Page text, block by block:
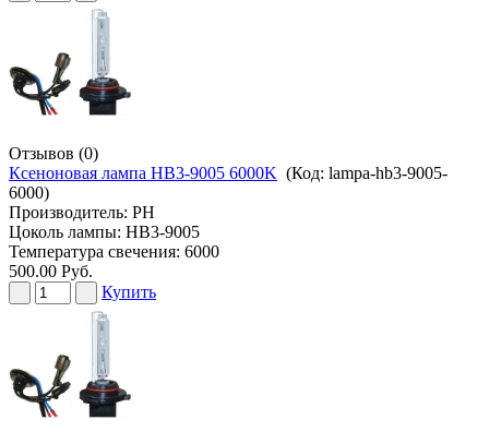
Отзывов (0)
Ксеноновая лампа HB3-9005 6000K (Код: lampa-hb3-9005-
6000)
Производитель: PH
Цоколь лампы: HB3-9005
Температура свечения: 6000
500.00 Руб.
Купить